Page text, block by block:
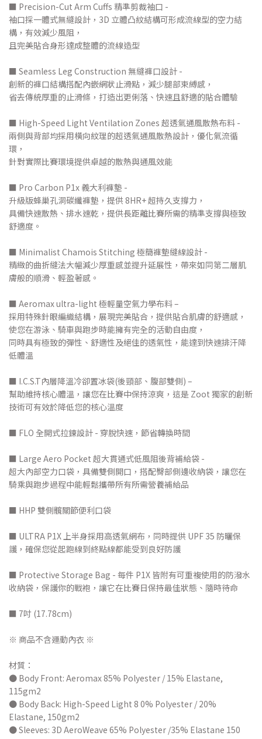
■ Precision-Cut Arm Cuffs 精準剪裁袖口 -
袖口採一體式無縫設計，3D 立體凸紋結構可形成流線型的空力結
構，有效減少風阻，
且完美貼合身形達成整體的流線造型
■ Seamless Leg Construction 無縫褲口設計 -
創新的褲口結構搭配內嵌網狀止滑點，減少腿部束縛感，
省去傳統厚重的止滑條，打造出更俐落、快速且舒適的貼合體驗
■ High-Speed Light Ventilation Zones 超透氣通風散熱布料 -
兩側與背部均採用橫向紋理的超透氣通風散熱設計，優化氣流循
環，
針對實際比賽環境提供卓越的散熱與通風效能
■ Pro Carbon P1x 義大利褲墊 -
升級版蜂巢孔洞碳纖褲墊，提供 8HR+ 超持久支撐力，
具備快速散熱、排水速乾，提供長距離比賽所需的精準支撐與極致
舒適度。
■ Minimalist Chamois Stitching 極簡褲墊縫線設計 -
精緻的曲折縫法大幅減少厚重感並提升延展性，帶來如同第二層肌
膚般的順滑、輕盈著感。
■ Aeromax ultra-light 極輕量空氣力學布料 –
採用特殊針眼編織結構，展現完美貼合，提供貼合肌膚的舒適感，
使您在游泳、騎車與跑步時能擁有完全的活動自由度，
同時具有極致的彈性、舒適性及絕佳的透氣性，能達到快速排汗降
低體溫
■ I.C.S.T內層降溫冷卻置冰袋(後頸部、腹部雙側) –
幫助維持核心體溫，讓您在比賽中保持涼爽，這是 Zoot 獨家的創新
技術可有效於降低您的核心溫度
■ FLO 全開式拉鍊設計 - 穿脫快速，節省轉換時間
■ Large Aero Pocket 超大貫通式低風阻後背補給袋 -
超大內部空力口袋，具備雙側開口，搭配臀部側邊收納袋，讓您在
騎乘與跑步過程中能輕鬆攜帶所有所需營養補給品
■ HHP 雙側髖關節便利口袋
■ ULTRA P1X 上半身採用高透氣網布，同時提供 UPF 35 防曬保
護，確保您從起跑線到終點線都能受到良好防護
■ Protective Storage Bag - 每件 P1X 皆附有可重複使用的防潑水
收納袋，保護你的戰袍，讓它在比賽日保持最佳狀態、隨時待命
■ 7吋 (17.78cm)
※ 商品不含運動內衣 ※
材質：
● Body Front: Aeromax 85% Polyester / 15% Elastane,
115gm2
● Body Back: High-Speed Light 8 0% Polyester / 20%
Elastane, 150gm2
● Sleeves: 3D AeroWeave 65% Polyester /35% Elastane 150